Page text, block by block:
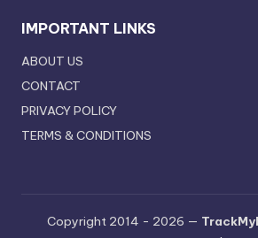
IMPORTANT LINKS
ABOUT US
CONTACT
PRIVACY POLICY
TERMS & CONDITIONS
Copyright 2014 - 2026 —